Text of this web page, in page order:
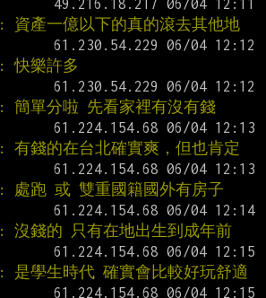
: 資產一億以下的真的滾去其他地
: 快樂許多
: 簡單分啦 先看家裡有沒有錢
: 有錢的在台北確實爽，但也肯定
: 處跑 或 雙重國籍國外有房子
: 沒錢的 只有在地出生到成年前
: 是學生時代 確實會比較好玩舒適